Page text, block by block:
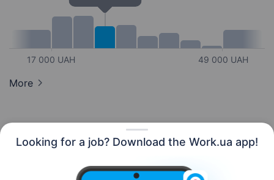
Looking for a job? Download the Work.ua app!
17 000 UAH 49 000 UAH
More